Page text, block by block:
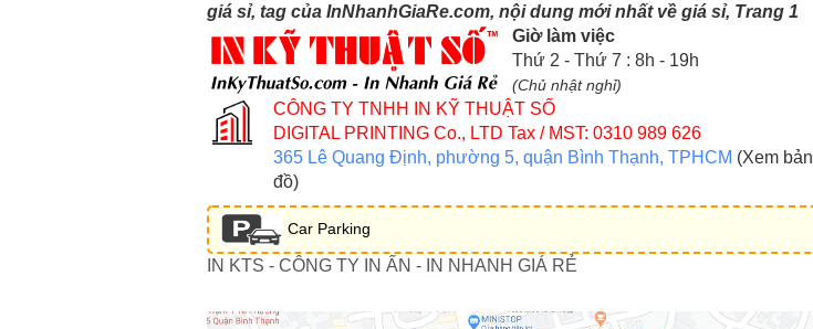
giá sỉ, tag của InNhanhGiaRe.com, nội dung mới nhất về giá sỉ, Trang 1
Giờ làm việc
Thứ 2 - Thứ 7 : 8h - 19h
(Chủ nhật nghỉ)
CÔNG TY TNHH IN KỸ THUẬT SỐ
DIGITAL PRINTING Co., LTD Tax / MST: 0310 989 626
365 Lê Quang Định, phường 5, quận Bình Thạnh, TPHCM (Xem bản
đồ)
Car Parking
IN KTS - CÔNG TY IN ẤN - IN NHANH GIÁ RẺ